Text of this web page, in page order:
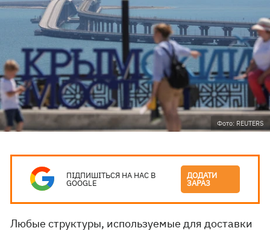
Фото: REUTERS
ПІДПИШІТЬСЯ НА НАС В
GOOGLE
ДОДАТИ
ЗАРАЗ
Любые структуры, используемые для доставки